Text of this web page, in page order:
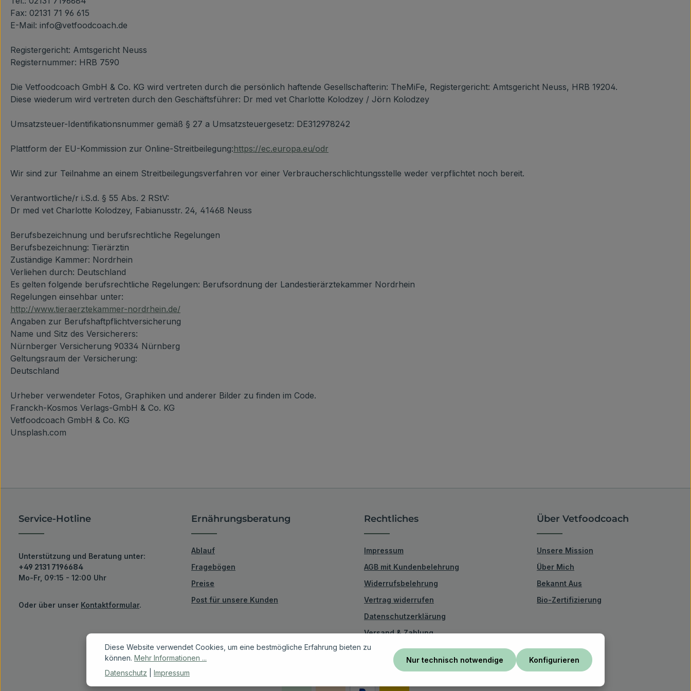
Fax: 02131 71 96 615
E-Mail: info@vetfoodcoach.de
Registergericht: Amtsgericht Neuss
Registernummer: HRB 7590
Die Vetfoodcoach GmbH & Co. KG wird vertreten durch die persönlich haftende Gesellschafterin: TheMiFe, Registergericht: Amtsgericht Neuss, HRB 19204.
Diese wiederum wird vertreten durch den Geschäftsführer: Dr med vet Charlotte Kolodzey / Jörn Kolodzey
Umsatzsteuer-Identifikationsnummer gemäß § 27 a Umsatzsteuergesetz: DE312978242
Plattform der EU-Kommission zur Online-Streitbeilegung:https://ec.europa.eu/odr
Wir sind zur Teilnahme an einem Streitbeilegungsverfahren vor einer Verbraucherschlichtungsstelle weder verpflichtet noch bereit.
Verantwortliche/r i.S.d. § 55 Abs. 2 RStV:
Dr med vet Charlotte Kolodzey, Fabianusstr. 24, 41468 Neuss
Berufsbezeichnung und berufsrechtliche Regelungen
Berufsbezeichnung: Tierärztin
Zuständige Kammer: Nordrhein
Verliehen durch: Deutschland
Es gelten folgende berufsrechtliche Regelungen: Berufsordnung der Landestierärztekammer Nordrhein
Regelungen einsehbar unter:
http://www.tieraerztekammer-nordrhein.de/
Angaben zur Berufshaftpflichtversicherung
Name und Sitz des Versicherers:
Nürnberger Versicherung 90334 Nürnberg
Geltungsraum der Versicherung:
Deutschland
Urheber verwendeter Fotos, Graphiken und anderer Bilder zu finden im Code.
Franckh-Kosmos Verlags-GmbH & Co. KG
Vetfoodcoach GmbH & Co. KG
Unsplash.com
Service-Hotline
Unterstützung und Beratung unter:
+49 2131 7196684
Mo-Fr, 09:15 - 12:00 Uhr
Oder über unser Kontaktformular.
Ernährungsberatung
Ablauf
Fragebögen
Preise
Post für unsere Kunden
Rechtliches
Impressum
AGB mit Kundenbelehrung
Widerrufsbelehrung
Vertrag widerrufen
Datenschutzerklärung
Versand & Zahlung
Über Vetfoodcoach
Unsere Mission
Über Mich
Bekannt Aus
Bio-Zertifizierung
Diese Website verwendet Cookies, um eine bestmögliche Erfahrung bieten zu
können. Mehr Informationen ...
Datenschutz
Impressum
Nur technisch notwendige Konfigurieren